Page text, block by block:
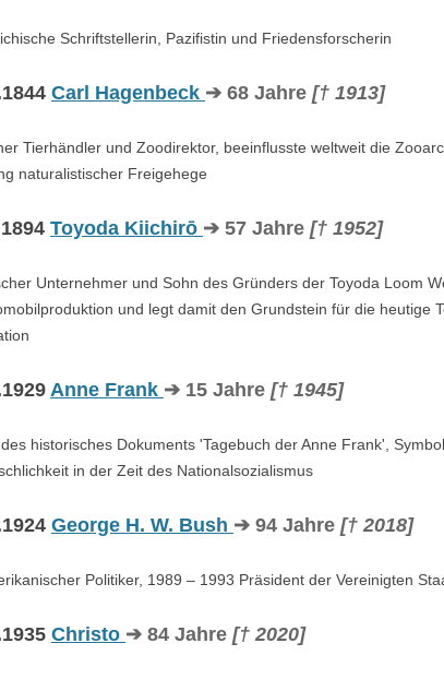
Schriftstellerin, Pazifistin und Friedensforscherin
Carl Hagenbeck ➔ 68 Jahre [† 1913]
Tierhändler und Zoodirektor, beeinflusste weltweit die
naturalistischer Freigehege
Toyoda Kiichirō ➔ 57 Jahre [† 1952]
Unternehmer und Sohn des Gründers der Toyoda Loom
und legt damit den Grundstein für die heutige
Anne Frank ➔ 15 Jahre [† 1945]
historisches Dokuments 'Tagebuch der Anne Frank',
in der Zeit des Nationalsozialismus
George H. W. Bush ➔ 94 Jahre [† 2018]
Politiker, 1989 – 1993 Präsident der Vereinigten
Christo ➔ 84 Jahre [† 2020]